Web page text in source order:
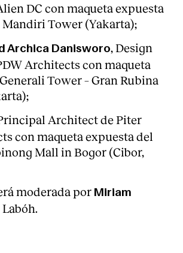
Clientes
DC con maqueta expuesta
Tower (Yakarta);
Archica Danisworo, Design
Architects con maqueta
Tower – Gran Rubina
Architect de Piter
con maqueta expuesta del
Mall in Bogor (Cibor,
moderada por Miriam
Labóh.